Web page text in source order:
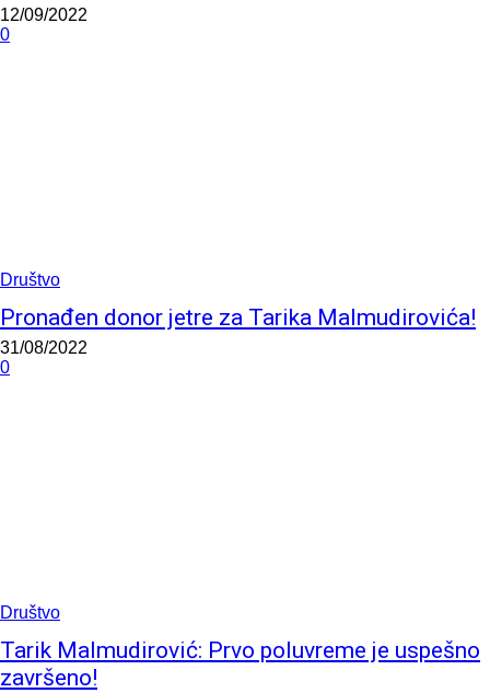
12/09/2022
0
Društvo
Pronađen donor jetre za Tarika Malmudirovića!
31/08/2022
0
Društvo
Tarik Malmudirović: Prvo poluvreme je uspešno
završeno!